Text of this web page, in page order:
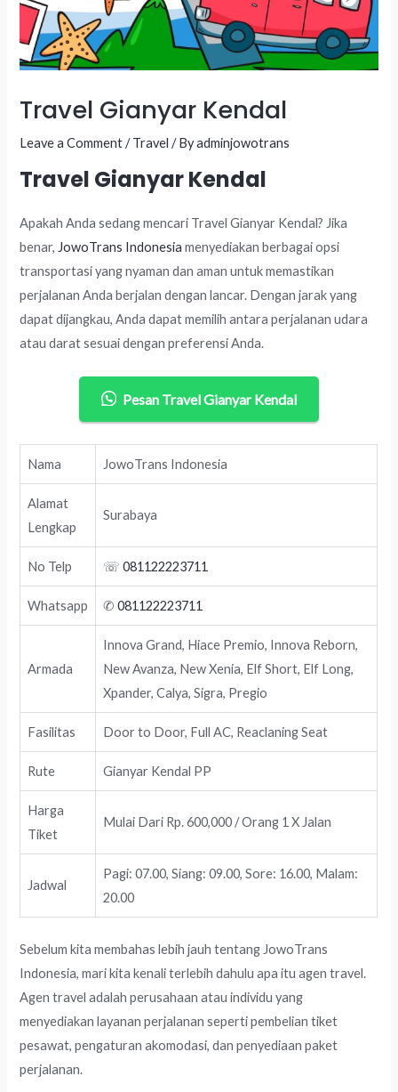
Travel Gianyar Kendal
Leave a Comment /Travel / Byadminjowotrans
Travel Gianyar Kendal
Apakah Anda sedang mencari Travel Gianyar Kendal? Jika
benar, JowoTrans Indonesia menyediakan berbagai opsi
transportasi yang nyaman dan aman untuk memastikan
perjalanan Anda berjalan dengan lancar. Dengan jarak yang
dapat dijangkau, Anda dapat memilih antara perjalanan udara
atau darat sesuai dengan preferensi Anda.
Pesan Travel Gianyar Kendal
Nama JowoTrans Indonesia
Alamat
Lengkap
Surabaya
No Telp ☏081122223711
Whatsapp ✆081122223711
Armada
Innova Grand, Hiace Premio, Innova Reborn,
New Avanza, New Xenia, Elf Short, Elf Long,
Xpander, Calya, Sigra, Pregio
Fasilitas Door to Door, Full AC, Reaclaning Seat
Rute Gianyar Kendal PP
Harga
Tiket
Mulai Dari Rp. 600,000 / Orang 1 X Jalan
Jadwal
Pagi: 07.00, Siang: 09.00, Sore: 16.00, Malam:
20.00
Sebelum kita membahas lebih jauh tentang JowoTrans
Indonesia, mari kita kenali terlebih dahulu apa itu agen travel.
Agen travel adalah perusahaan atau individu yang
menyediakan layanan perjalanan seperti pembelian tiket
pesawat, pengaturan akomodasi, dan penyediaan paket
perjalanan.